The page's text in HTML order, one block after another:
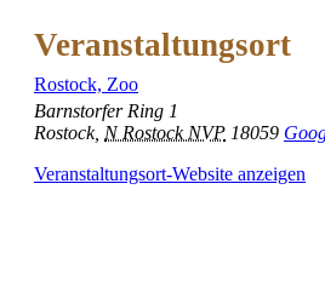
Veranstaltungsort
Rostock, Zoo
Barnstorfer Ring 1
Rostock, N Rostock NVP 18059
Veranstaltungsort-Website anzeigen